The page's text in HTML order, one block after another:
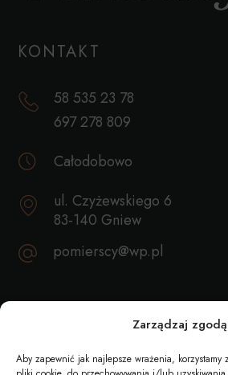
Zarządzaj zgodą
Aby zapewnić jak najlepsze wrażenia,
KONTAKT
58 535 23 78
697 278 809
Całodobowo
ul. Czyżewskiego 6
83-140 Gniew
pomierscy@wp.pl
REKOMENDACJE